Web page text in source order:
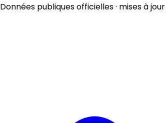
Données publiques officielles · mises à jour